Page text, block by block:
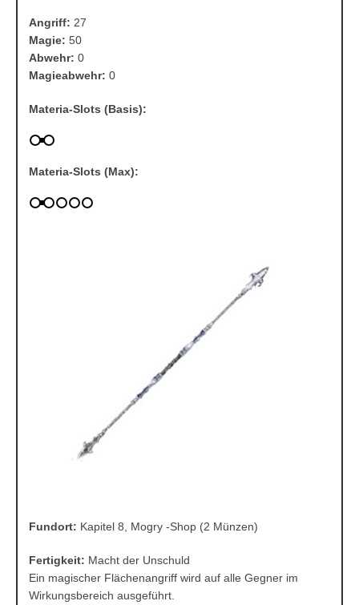
Angriff: 27
Magie: 50
Abwehr: 0
Magieabwehr: 0
Materia-Slots (Basis):
Materia-Slots (Max):
Fundort: Kapitel 8, Mogry -Shop (2 Münzen)
Fertigkeit: Macht der Unschuld
Ein magischer Flächenangriff wird auf alle Gegner im
Wirkungsbereich ausgeführt.